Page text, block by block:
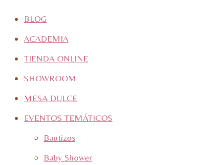
BLOG
ACADEMIA
TIENDA ONLINE
SHOWROOM
MESA DULCE
EVENTOS TEMÁTICOS
Bautizos
Baby Shower